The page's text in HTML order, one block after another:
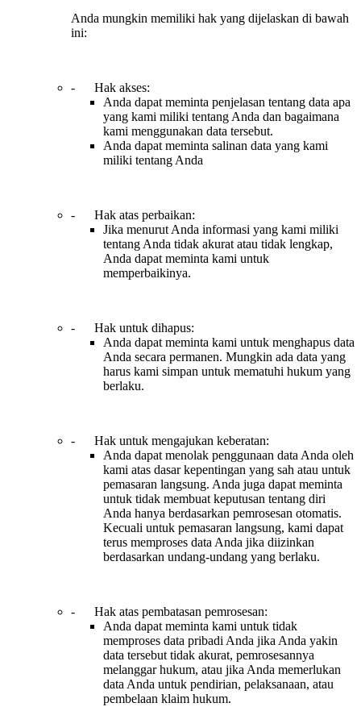
Anda mungkin memiliki hak yang dijelaskan di bawah
ini:
- Hak akses:
Anda dapat meminta penjelasan tentang data apa
yang kami miliki tentang Anda dan bagaimana
kami menggunakan data tersebut.
Anda dapat meminta salinan data yang kami
miliki tentang Anda
- Hak atas perbaikan:
Jika menurut Anda informasi yang kami miliki
tentang Anda tidak akurat atau tidak lengkap,
Anda dapat meminta kami untuk
memperbaikinya.
- Hak untuk dihapus:
Anda dapat meminta kami untuk menghapus data
Anda secara permanen. Mungkin ada data yang
harus kami simpan untuk mematuhi hukum yang
berlaku.
- Hak untuk mengajukan keberatan:
Anda dapat menolak penggunaan data Anda oleh
kami atas dasar kepentingan yang sah atau untuk
pemasaran langsung. Anda juga dapat meminta
untuk tidak membuat keputusan tentang diri
Anda hanya berdasarkan pemrosesan otomatis.
Kecuali untuk pemasaran langsung, kami dapat
terus memproses data Anda jika diizinkan
berdasarkan undang-undang yang berlaku.
- Hak atas pembatasan pemrosesan:
Anda dapat meminta kami untuk tidak
memproses data pribadi Anda jika Anda yakin
data tersebut tidak akurat, pemrosesannya
melanggar hukum, atau jika Anda memerlukan
data Anda untuk pendirian, pelaksanaan, atau
pembelaan klaim hukum.